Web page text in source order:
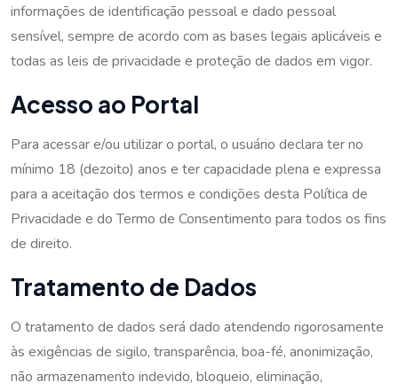
informações de identificação pessoal e dado pessoal
sensível, sempre de acordo com as bases legais aplicáveis e
todas as leis de privacidade e proteção de dados em vigor.
Acesso ao Portal
Para acessar e/ou utilizar o portal, o usuário declara ter no
mínimo 18 (dezoito) anos e ter capacidade plena e expressa
para a aceitação dos termos e condições desta Política de
Privacidade e do Termo de Consentimento para todos os fins
de direito.
Tratamento de Dados
O tratamento de dados será dado atendendo rigorosamente
às exigências de sigilo, transparência, boa-fé, anonimização,
não armazenamento indevido, bloqueio, eliminação,